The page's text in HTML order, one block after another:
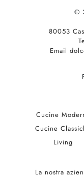
©
80053
Email
Cucine
Cucine
Living
La nostra